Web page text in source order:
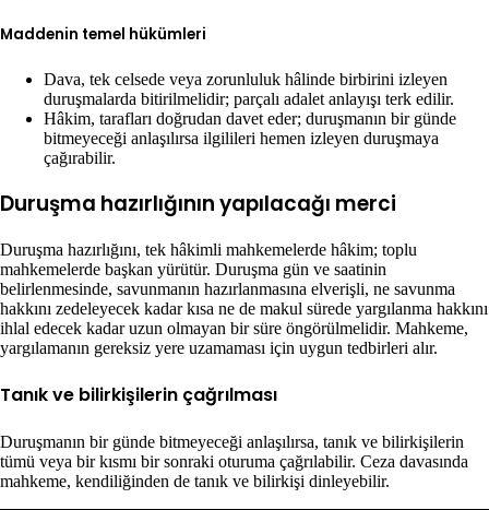
Maddenin temel hükümleri
Dava, tek celsede veya zorunluluk hâlinde birbirini izleyen
duruşmalarda bitirilmelidir; parçalı adalet anlayışı terk edilir.
Hâkim, tarafları doğrudan davet eder; duruşmanın bir günde
bitmeyeceği anlaşılırsa ilgilileri hemen izleyen duruşmaya
çağırabilir.
Duruşma hazırlığının yapılacağı merci
Duruşma hazırlığını, tek hâkimli mahkemelerde hâkim; toplu
mahkemelerde başkan yürütür. Duruşma gün ve saatinin
belirlenmesinde, savunmanın hazırlanmasına elverişli, ne savunma
hakkını zedeleyecek kadar kısa ne de makul sürede yargılanma hakkını
ihlal edecek kadar uzun olmayan bir süre öngörülmelidir. Mahkeme,
yargılamanın gereksiz yere uzamaması için uygun tedbirleri alır.
Tanık ve bilirkişilerin çağrılması
Duruşmanın bir günde bitmeyeceği anlaşılırsa, tanık ve bilirkişilerin
tümü veya bir kısmı bir sonraki oturuma çağrılabilir. Ceza davasında
mahkeme, kendiliğinden de tanık ve bilirkişi dinleyebilir.